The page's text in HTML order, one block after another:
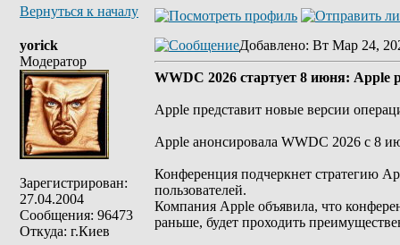
Вернуться к началу
yorick
Модератор
Зарегистрирован:
27.04.2004
Сообщения: 96473
Откуда: г.Киев
Добавлено: Вт Мар 24,
WWDC 2026 стартует 8 июня: Apple
Apple представит новые версии
Apple анонсировала WWDC 2026 с 8
Конференция подчеркнет стратегию
пользователей.
Компания Apple объявила, что
раньше, будет проходить